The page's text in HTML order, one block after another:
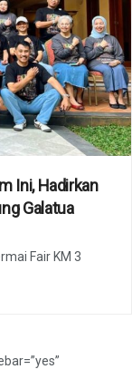
Ini, Hadirkan
Galatua
Fair KM 3